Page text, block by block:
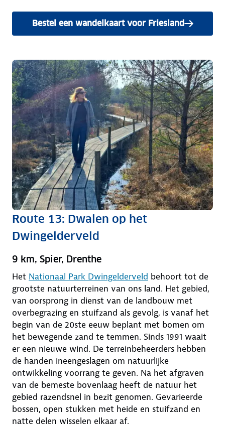
Bestel een wandelkaart voor Friesland
Route 13: Dwalen op het
Dwingelderveld
9 km, Spier, Drenthe
Het Nationaal Park Dwingelderveld behoort tot de
grootste natuurterreinen van ons land. Het gebied,
van oorsprong in dienst van de landbouw met
overbegrazing en stuifzand als gevolg, is vanaf het
begin van de 20ste eeuw beplant met bomen om
het bewegende zand te temmen. Sinds 1991 waait
er een nieuwe wind. De terreinbeheerders hebben
de handen ineengeslagen om natuurlijke
ontwikkeling voorrang te geven. Na het afgraven
van de bemeste bovenlaag heeft de natuur het
gebied razendsnel in bezit genomen. Gevarieerde
bossen, open stukken met heide en stuifzand en
natte delen wisselen elkaar af.